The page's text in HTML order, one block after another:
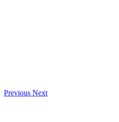
Previous Next